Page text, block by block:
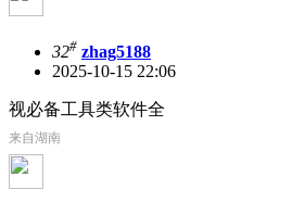
32# zhag5188
2025-10-15 22:06
视必备工具类软件全
来自湖南